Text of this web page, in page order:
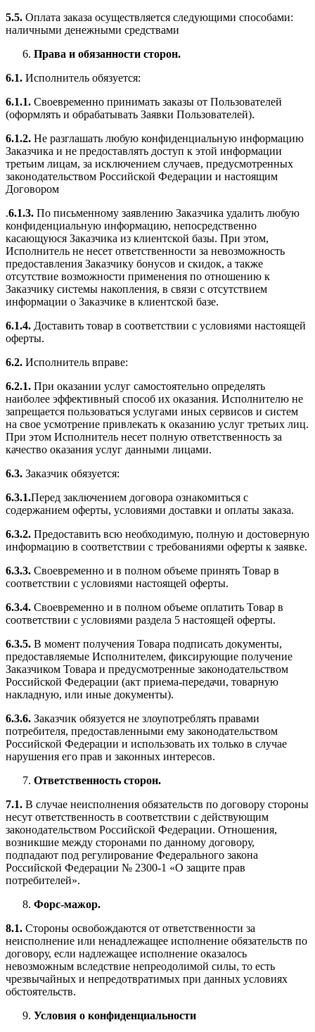
5.5. Оплата заказа осуществляется следующими способами:
наличными денежными средствами
Права и обязанности сторон.
6.1. Исполнитель обязуется:
6.1.1. Своевременно принимать заказы от Пользователей
(оформлять и обрабатывать Заявки Пользователей).
6.1.2. Не разглашать любую конфиденциальную информацию
Заказчика и не предоставлять доступ к этой информации
третьим лицам, за исключением случаев, предусмотренных
законодательством Российской Федерации и настоящим
Договором
.6.1.3. По письменному заявлению Заказчика удалить любую
конфиденциальную информацию, непосредственно
касающуюся Заказчика из клиентской базы. При этом,
Исполнитель не несет ответственности за невозможность
предоставления Заказчику бонусов и скидок, а также
отсутствие возможности применения по отношению к
Заказчику системы накопления, в связи с отсутствием
информации о Заказчике в клиентской базе.
6.1.4. Доставить товар в соответствии с условиями настоящей
оферты.
6.2. Исполнитель вправе:
6.2.1. При оказании услуг самостоятельно определять
наиболее эффективный способ их оказания. Исполнителю не
запрещается пользоваться услугами иных сервисов и систем
на свое усмотрение привлекать к оказанию услуг третьих лиц.
При этом Исполнитель несет полную ответственность за
качество оказания услуг данными лицами.
6.3. Заказчик обязуется:
6.3.1.Перед заключением договора ознакомиться с
содержанием оферты, условиями доставки и оплаты заказа.
6.3.2. Предоставить всю необходимую, полную и достоверную
информацию в соответствии с требованиями оферты к заявке.
6.3.3. Своевременно и в полном объеме принять Товар в
соответствии с условиями настоящей оферты.
6.3.4. Своевременно и в полном объеме оплатить Товар в
соответствии с условиями раздела 5 настоящей оферты.
6.3.5. В момент получения Товара подписать документы,
предоставляемые Исполнителем, фиксирующие получение
Заказчиком Товара и предусмотренные законодательством
Российской Федерации (акт приема-передачи, товарную
накладную, или иные документы).
6.3.6. Заказчик обязуется не злоупотреблять правами
потребителя, предоставленными ему законодательством
Российской Федерации и использовать их только в случае
нарушения его прав и законных интересов.
Ответственность сторон.
7.1. В случае неисполнения обязательств по договору стороны
несут ответственность в соответствии с действующим
законодательством Российской Федерации. Отношения,
возникшие между сторонами по данному договору,
подпадают под регулирование Федерального закона
Российской Федерации № 2300-1 «О защите прав
потребителей».
Форс-мажор.
8.1. Стороны освобождаются от ответственности за
неисполнение или ненадлежащее исполнение обязательств по
договору, если надлежащее исполнение оказалось
невозможным вследствие непреодолимой силы, то есть
чрезвычайных и непредотвратимых при данных условиях
обстоятельств.
Условия о конфиденциальности